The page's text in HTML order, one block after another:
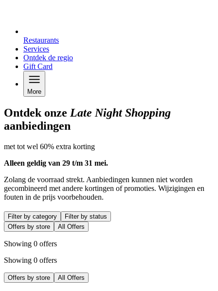
Restaurants
Services
Ontdek de regio
Gift Card
More
Ontdek onze Late Night Shopping
aanbiedingen
met tot wel 60% extra korting
Alleen geldig van 29 t/m 31 mei.
Zolang de voorraad strekt. Aanbiedingen kunnen niet worden
gecombineerd met andere kortingen of promoties. Wijzigingen en
fouten in de prijs voorbehouden.
Filter by category
Filter by status
Offers by store
All Offers
Showing 0 offers
Showing 0 offers
Offers by store All Offers